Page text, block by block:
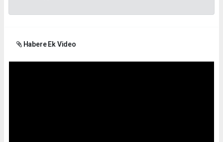
Habere Ek Video